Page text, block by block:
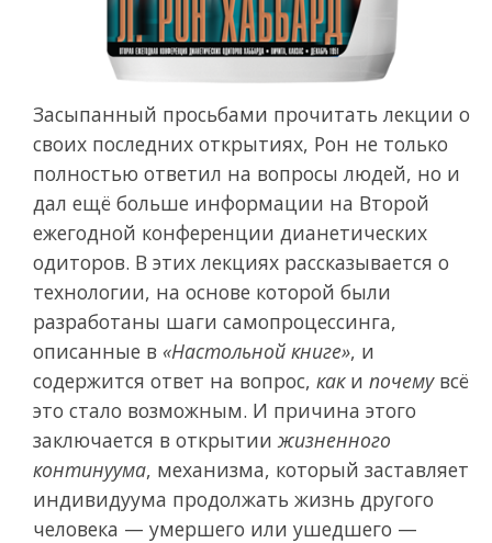
Засыпанный просьбами прочитать лекции о
своих последних открытиях, Рон не только
полностью ответил на вопросы людей, но и
дал ещё больше информации на Второй
ежегодной конференции дианетических
одиторов. В этих лекциях рассказывается о
технологии, на основе которой были
разработаны шаги самопроцессинга,
описанные в «Настольной книге», и
содержится ответ на вопрос, каки почемувсё
это стало возможным. И причина этого
заключается в открытии жизненного
континуума, механизма, который заставляет
индивидуума продолжать жизнь другого
человека — умершего или ушедшего —